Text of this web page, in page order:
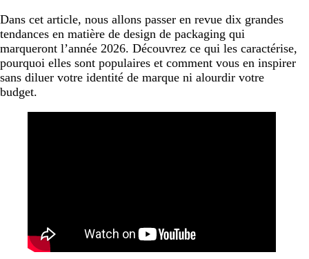
Dans cet article, nous allons passer en revue dix grandes
tendances en matière de design de packaging qui
marqueront l’année 2026. Découvrez ce qui les caractérise,
pourquoi elles sont populaires et comment vous en inspirer
sans diluer votre identité de marque ni alourdir votre
budget.
9. Packagings immersifs
10. Effet de surprise
Les tendances de packaging 2026 : l’infographie